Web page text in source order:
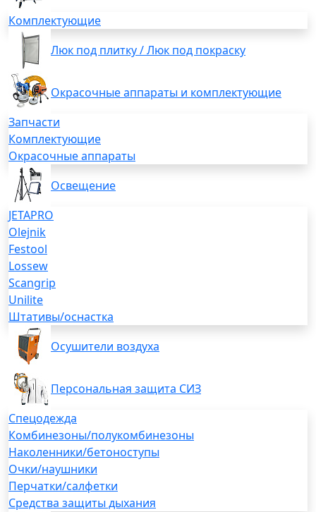
Комплектующие
Люк под плитку / Люк под покраску
Окрасочные аппараты и комплектующие
Запчасти
Комплектующие
Окрасочные аппараты
Освещение
JETAPRO
Olejnik
Festool
Lossew
Scangrip
Unilite
Штативы/оснастка
Осушители воздуха
Персональная защита СИЗ
Спецодежда
Комбинезоны/полукомбинезоны
Наколенники/бетоноступы
Очки/наушники
Перчатки/салфетки
Средства защиты дыхания